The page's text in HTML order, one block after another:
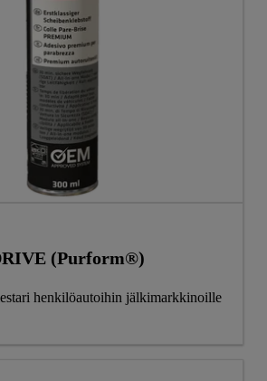
(Purform®)
henkilöautoihin jälkimarkkinoille